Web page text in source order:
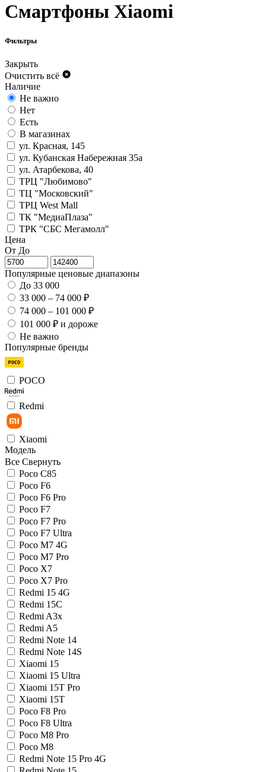
Смартфоны Xiaomi
Фильтры
Закрыть
Очистить всё
Наличие
Не важно
Нет
Есть
В магазинах
ул. Красная, 145
ул. Кубанская Набережная 35а
ул. Атарбекова, 40
ТРЦ "Любимово"
ТЦ "Московский"
ТРЦ West Mall
ТК "МедиаПлаза"
ТРК "СБС Мегамолл"
Цена
От До
Популярные ценовые диапазоны
До 33 000
33 000 – 74 000 ₽
74 000 – 101 000 ₽
101 000 ₽ и дороже
Не важно
Популярные бренды
POCO
Redmi
Xiaomi
Модель
Все Свернуть
Poco C85
Poco F6
Poco F6 Pro
Poco F7
Poco F7 Pro
Poco F7 Ultra
Poco M7 4G
Poco M7 Pro
Poco X7
Poco X7 Pro
Redmi 15 4G
Redmi 15C
Redmi A3x
Redmi A5
Redmi Note 14
Redmi Note 14S
Xiaomi 15
Xiaomi 15 Ultra
Xiaomi 15T Pro
Xiaomi 15T
Poco F8 Pro
Poco F8 Ultra
Poco M8 Pro
Poco M8
Redmi Note 15 Pro 4G